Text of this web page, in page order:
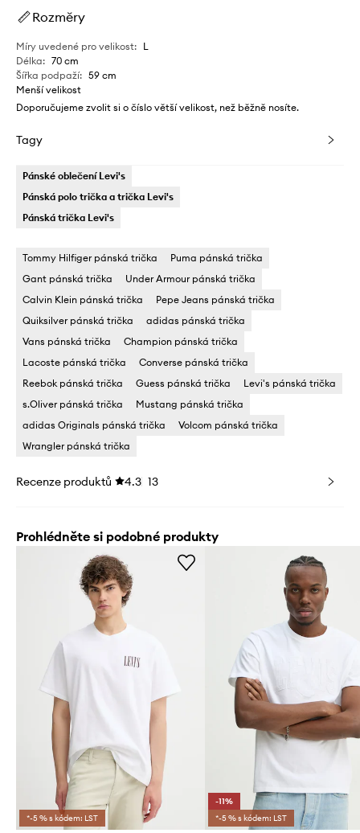
Rozměry
Míry uvedené pro velikost: L
Délka: 70 cm
Šířka podpaží: 59 cm
Menší velikost
Doporučujeme zvolit si o číslo větší velikost, než běžně nosíte.
Tagy
Pánské oblečení Levi's
Pánská polo trička a trička Levi's
Pánská trička Levi's
Tommy Hilfiger pánská trička
Puma pánská trička
Gant pánská trička
Under Armour pánská trička
Calvin Klein pánská trička
Pepe Jeans pánská trička
Quiksilver pánská trička
adidas pánská trička
Vans pánská trička
Champion pánská trička
Lacoste pánská trička
Converse pánská trička
Reebok pánská trička
Guess pánská trička
Levi's pánská trička
s.Oliver pánská trička
Mustang pánská trička
adidas Originals pánská trička
Volcom pánská trička
Wrangler pánská trička
Recenze produktů 4.3 13
Prohlédněte si podobné produkty
*-5 % s kódem: LST
-11%
*-5 % s kódem: LST